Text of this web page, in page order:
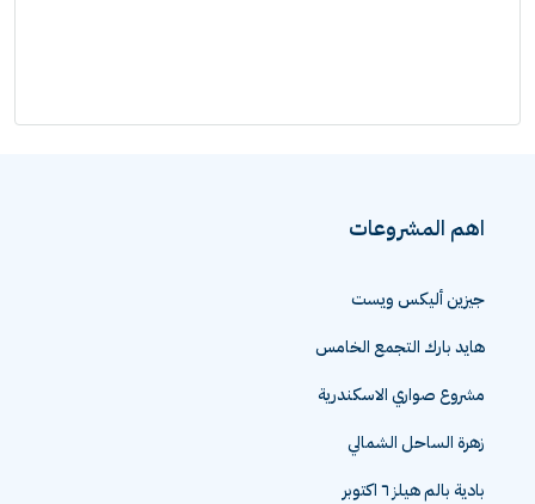
اهم المشروعات
جيزين أليكس ويست
هايد بارك التجمع الخامس
مشروع صواري الاسكندرية
زهرة الساحل الشمالي
بادية بالم هيلز ٦ اكتوبر